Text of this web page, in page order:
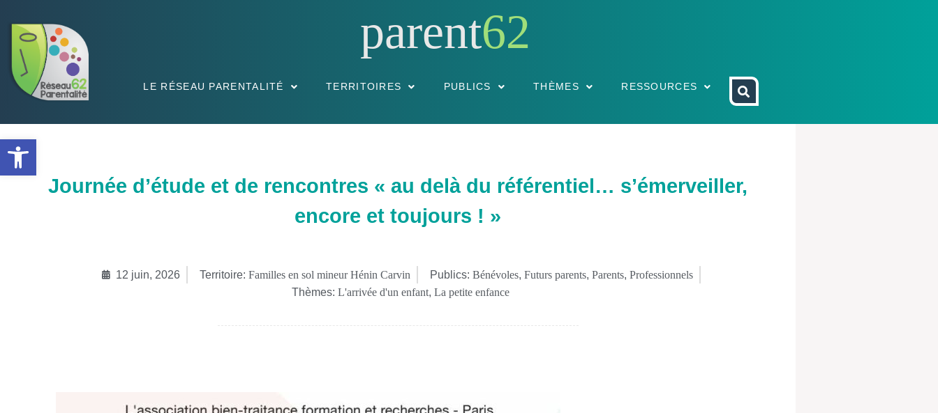
Ouvrir la barre d’outils
parent62
LE RÉSEAU PARENTALITÉ TERRITOIRES PUBLICS THÈMES RESSOURCES
Journée d’étude et de rencontres « au delà du référentiel… s’émerveiller,
encore et toujours ! »
12 juin, 2026 Territoire: Familles en sol mineur Hénin Carvin Publics: Bénévoles, Futurs parents, Parents, Professionnels
Thèmes: L'arrivée d'un enfant, La petite enfance